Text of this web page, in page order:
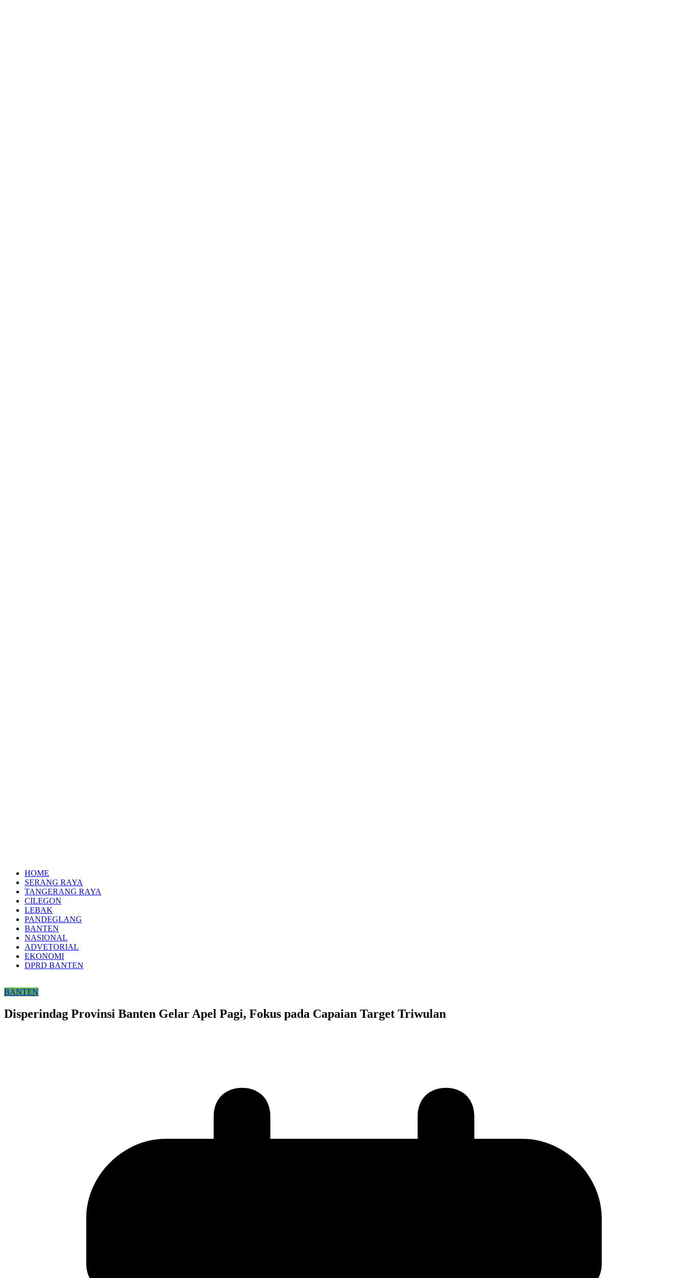
HOME
SERANG RAYA
TANGERANG RAYA
CILEGON
LEBAK
PANDEGLANG
BANTEN
NASIONAL
ADVETORIAL
EKONOMI
DPRD BANTEN
BANTEN
Disperindag Provinsi Banten Gelar Apel Pagi, Fokus pada Capaian Target Triwulan